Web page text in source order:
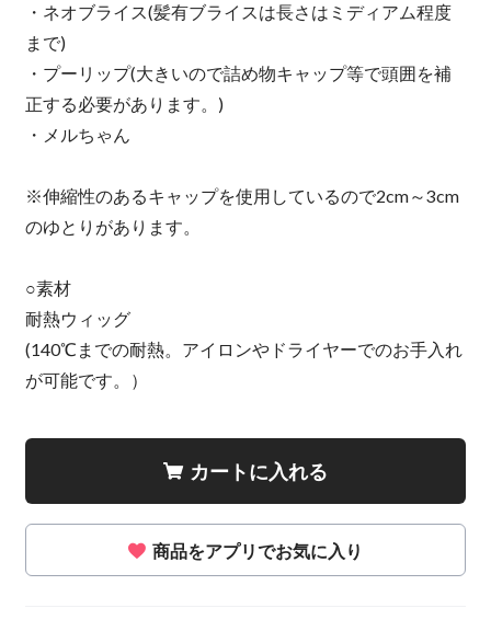
・ネオブライス(髪有ブライスは長さはミディアム程度
まで)
・プーリップ(大きいので詰め物キャップ等で頭囲を補
正する必要があります。)
・メルちゃん
※伸縮性のあるキャップを使用しているので2cm～3cm
のゆとりがあります。
○素材
耐熱ウィッグ
(140℃までの耐熱。アイロンやドライヤーでのお手入れ
が可能です。）
カートに入れる
商品をアプリでお気に入り